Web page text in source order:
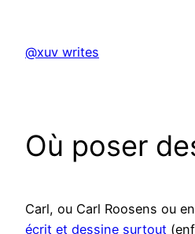
content
@xuv writes
Où poser
Carl, ou Carl Roosens ou
écrit et dessine surtout